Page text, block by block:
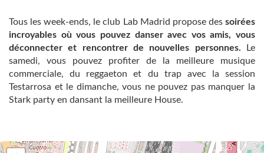
Tous les week-ends, le club Lab Madrid propose dessoirées
incroyables où vous pouvez danser avec vos amis, vous
déconnecter et rencontrer de nouvelles personnes. Le
samedi, vous pouvez profiter de la meilleure musique
commerciale, du reggaeton et du trap avec la session
Testarrosa et le dimanche, vous ne pouvez pas manquer la
Stark party en dansant la meilleure House.